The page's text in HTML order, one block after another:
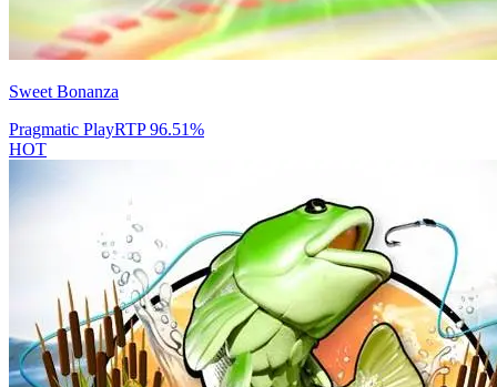
Sweet Bonanza
Pragmatic PlayRTP96.51%
HOT